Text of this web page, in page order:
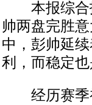
本报综合报
帅两盘完胜
中，彭帅延
利，而稳定
经历赛季初